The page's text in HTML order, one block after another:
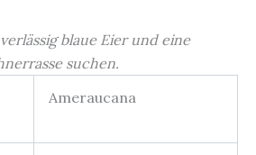
blaue Eier und eine
suchen.
Ameraucana